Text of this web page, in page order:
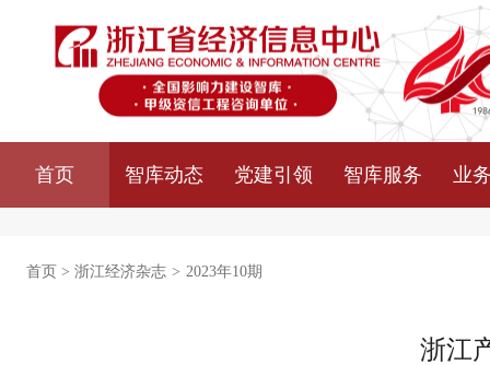
首页 智库动态 党建引领 智库服务 业
首页 > 浙江经济杂志 > 2023年10期
浙江